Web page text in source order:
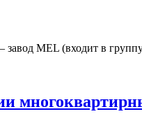
завод MEL (входит в